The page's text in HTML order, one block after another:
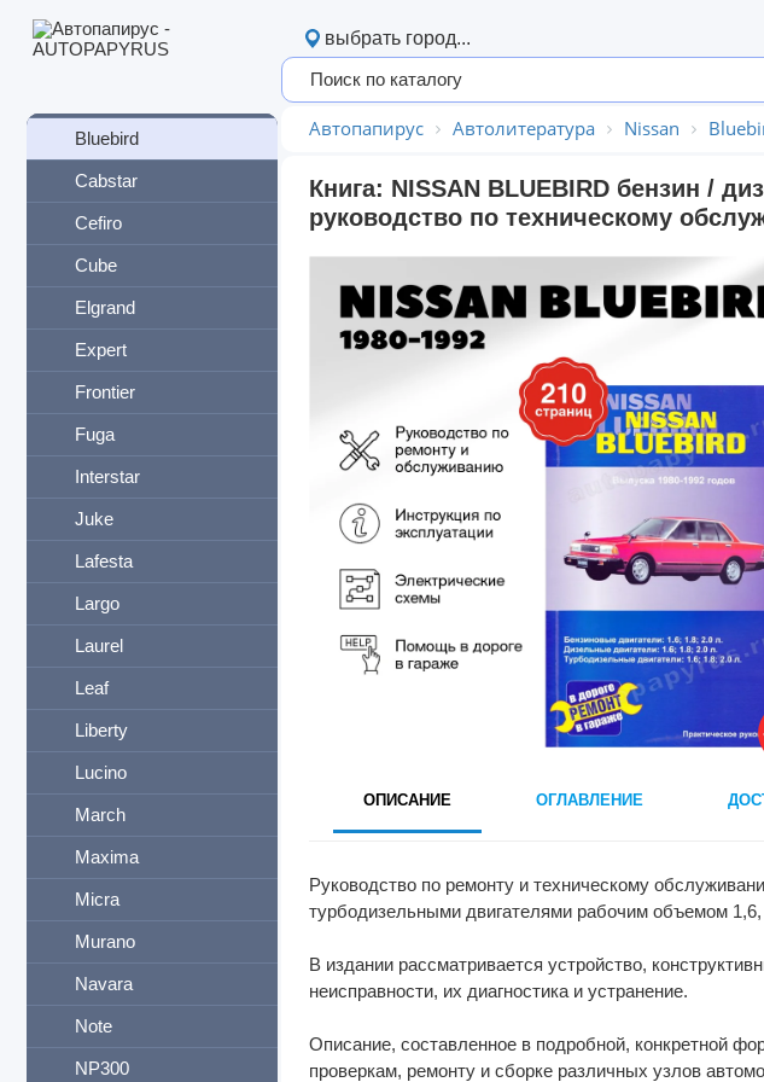
Avenir
Bluebird
Cabstar
Cefiro
Cube
Elgrand
Expert
Frontier
Fuga
Interstar
Juke
Lafesta
Largo
Laurel
Leaf
Liberty
Lucino
March
Maxima
Micra
Murano
Navara
Note
NP300
выбрать город...
Автопапирус Автолитература Nissan
Книга: NISSAN BLUEBIRD бензин /
руководство по техническому
ОПИСАНИЕ ОГЛАВЛЕНИЕ
Руководство по ремонту и техническому
турбодизельными двигателями рабочим объемом 1,6,
В издании рассматривается устройство,
неисправности, их диагностика и устранение.
Описание, составленное в подробной, конкретной
проверкам, ремонту и сборке различных узлов